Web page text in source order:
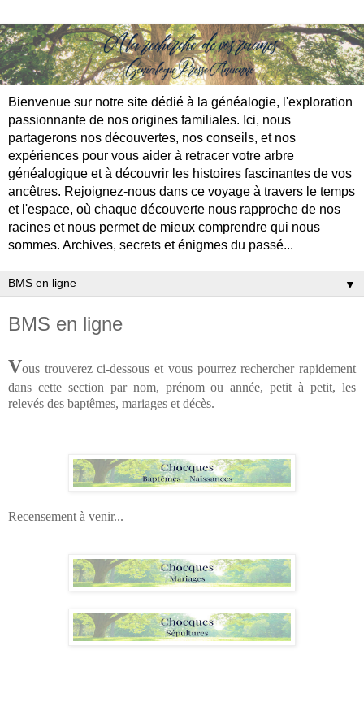
Bienvenue sur notre site dédié à la généalogie, l'exploration
passionnante de nos origines familiales. Ici, nous
partagerons nos découvertes, nos conseils, et nos
expériences pour vous aider à retracer votre arbre
généalogique et à découvrir les histoires fascinantes de vos
ancêtres. Rejoignez-nous dans ce voyage à travers le temps
et l'espace, où chaque découverte nous rapproche de nos
racines et nous permet de mieux comprendre qui nous
sommes. Archives, secrets et énigmes du passé...
▼
BMS en ligne
Vous trouverez ci-dessous et vous pourrez rechercher rapidement
dans cette section par nom, prénom ou année, petit à petit, les
relevés des baptêmes, mariages et décès.
Recensement à venir...